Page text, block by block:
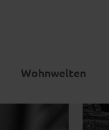
Wohnwelten